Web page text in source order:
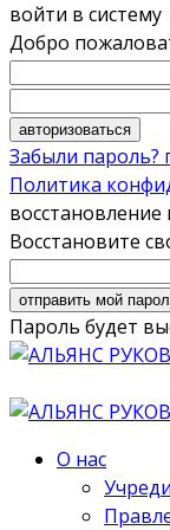
войти в систему
Добро
Забыли
Политика
восстановление
Восстановите
Пароль будет
О нас